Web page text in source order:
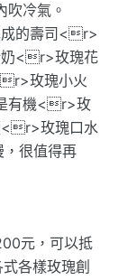
吹冷氣。
的壽司<r>
<r>玫瑰花
玫瑰小火
有機<r>玫
玫瑰口水
很值得再
元，可以抵
各樣玫瑰創